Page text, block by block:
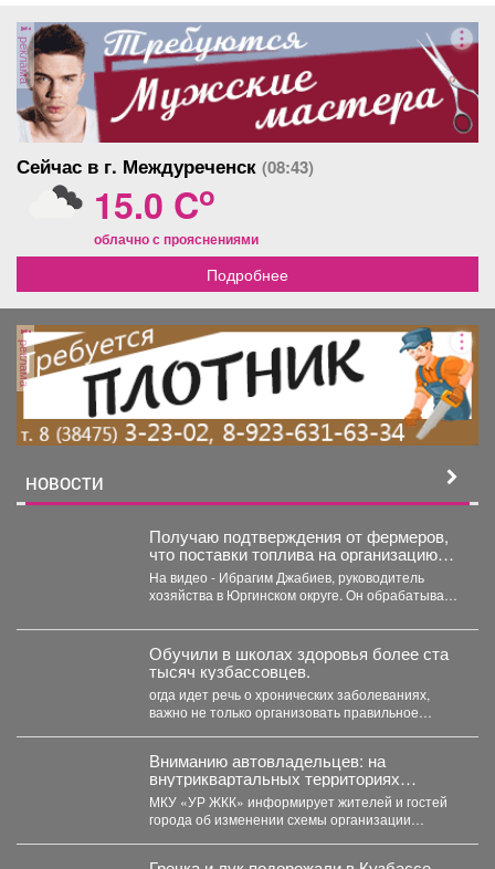
реклама
Сейчас в г. Междуреченск (08:43)
15.0 Co
облачно с прояснениями
Подробнее
реклама
НОВОСТИ
Получаю подтверждения от фермеров,
что поставки топлива на организацию
уборочной кампании уже начались.
На видео - Ибрагим Джабиев, руководитель
хозяйства в Юргинском округе. Он обрабатывает
Обучили в школах здоровья более ста
тысяч кузбассовцев.
огда идет речь о хронических заболеваниях,
важно не только организовать правильное
Вниманию автовладельцев: на
внутриквартальных территориях
Междуреченского муниципального
округа вводятся ограничения стоянки.
МКУ «УР ЖКК» информирует жителей и гостей
города об изменении схемы организации